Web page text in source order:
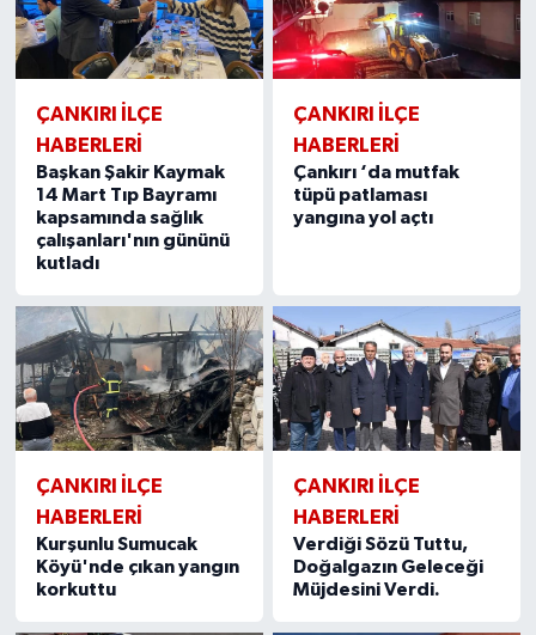
ÇANKIRI İLÇE
HABERLERİ
Başkan Şakir Kaymak
14 Mart Tıp Bayramı
kapsamında sağlık
çalışanları'nın gününü
kutladı
ÇANKIRI İLÇE
HABERLERİ
Çankırı ‘da mutfak
tüpü patlaması
yangına yol açtı
ÇANKIRI İLÇE
HABERLERİ
Kurşunlu Sumucak
Köyü'nde çıkan yangın
korkuttu
ÇANKIRI İLÇE
HABERLERİ
Verdiği Sözü Tuttu,
Doğalgazın Geleceği
Müjdesini Verdi.